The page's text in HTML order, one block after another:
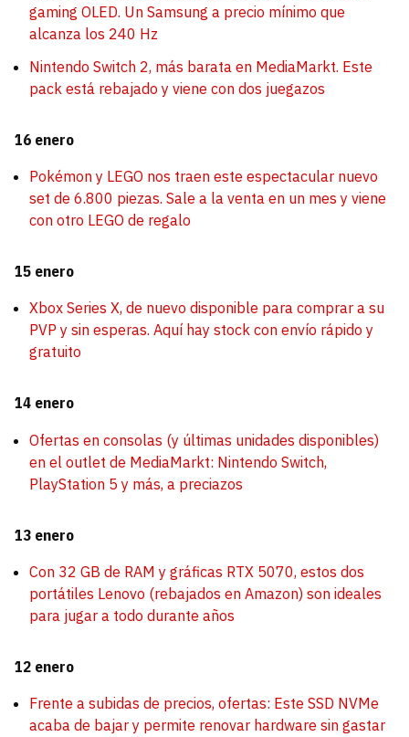
gaming OLED. Un Samsung a precio mínimo que
alcanza los 240 Hz
Nintendo Switch 2, más barata en MediaMarkt. Este
pack está rebajado y viene con dos juegazos
16 enero
Pokémon y LEGO nos traen este espectacular nuevo
set de 6.800 piezas. Sale a la venta en un mes y viene
con otro LEGO de regalo
15 enero
Xbox Series X, de nuevo disponible para comprar a su
PVP y sin esperas. Aquí hay stock con envío rápido y
gratuito
14 enero
Ofertas en consolas (y últimas unidades disponibles)
en el outlet de MediaMarkt: Nintendo Switch,
PlayStation 5 y más, a preciazos
13 enero
Con 32 GB de RAM y gráficas RTX 5070, estos dos
portátiles Lenovo (rebajados en Amazon) son ideales
para jugar a todo durante años
12 enero
Frente a subidas de precios, ofertas: Este SSD NVMe
acaba de bajar y permite renovar hardware sin gastar